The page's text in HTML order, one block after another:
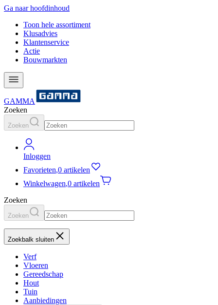
Ga naar hoofdinhoud
Toon hele assortiment
Klusadvies
Klantenservice
Actie
Bouwmarkten
GAMMA
Zoeken
Zoeken
Inloggen
Favorieten,0 artikelen
Winkelwagen,0 artikelen
Zoeken
Zoeken
Zoekbalk sluiten
Verf
Vloeren
Gereedschap
Hout
Tuin
Aanbiedingen